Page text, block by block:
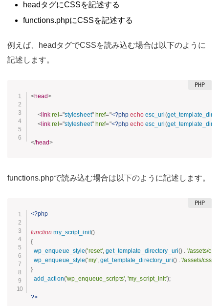
headタグにCSSを記述する
functions.phpにCSSを記述する
例えば、headタグでCSSを読み込む場合は以下のように
記述します。
<head>
<link rel="stylesheet" href="<?php echo esc_url(
<link rel="stylesheet" href="<?php echo esc_url(
</head>
functions.phpで読み込む場合は以下のように記述します。
<?php
function my_script_init()
{
wp_enqueue_style('reset' get_template_directory_uri()
'/assets/
wp_enqueue_style('my', get_template_directory_uri()
'/assets/css/
}
add_action('wp_enqueue_scripts', 'my_script_init');
?>